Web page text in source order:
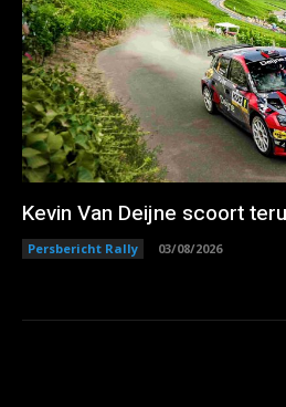
Kevin Van Deijne scoort
Persbericht Rally 03/08/2026